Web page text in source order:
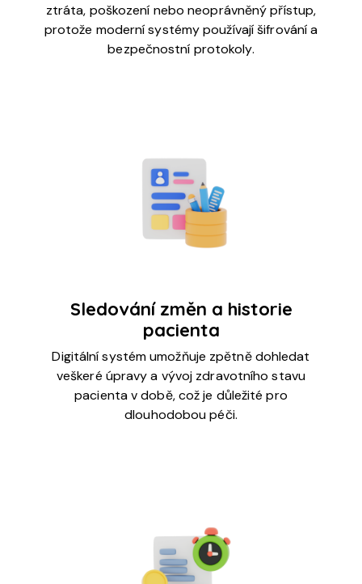
ztráta, poškození nebo neoprávněný přístup,
protože moderní systémy používají šifrování a
bezpečnostní protokoly.
Sledování změn a historie
pacienta
Digitální systém umožňuje zpětně dohledat
veškeré úpravy a vývoj zdravotního stavu
pacienta v době, což je důležité pro
dlouhodobou péči.